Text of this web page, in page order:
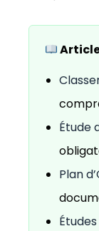
Étude
Plan